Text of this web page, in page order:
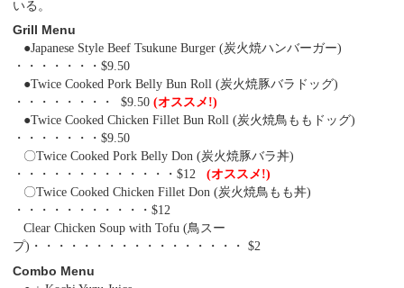
いる。
Grill Menu
●Japanese Style Beef Tsukune Burger (炭火焼ハンバーガー)
・・・・・・・$9.50
●Twice Cooked Pork Belly Bun Roll (炭火焼豚バラドッグ)
・・・・・・・・ $9.50 (オススメ!)
●Twice Cooked Chicken Fillet Bun Roll (炭火焼鳥ももドッグ)
・・・・・・・$9.50
〇Twice Cooked Pork Belly Don (炭火焼豚バラ丼)
・・・・・・・・・・・・・$12 (オススメ!)
〇Twice Cooked Chicken Fillet Don (炭火焼鳥もも丼)
・・・・・・・・・・・$12
Clear Chicken Soup with Tofu (鳥スー
プ)・・・・・・・・・・・・・・・・・ $2
Combo Menu